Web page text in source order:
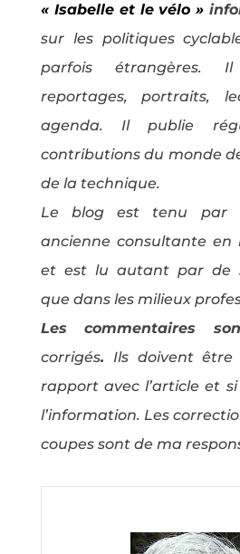
« Isabelle et le vélo »
sur les politiques
parfois étrangères.
reportages, portraits,
agenda. Il publie
contributions du monde
de la technique.
Le blog est tenu par
ancienne consultante en
et est lu autant par de
que dans les milieux
Les commentaires
corrigés. Ils doivent être
rapport avec l’article et
l’information. Les
coupes sont de ma